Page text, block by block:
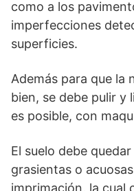
como a los
imperfecciones
superficies.
Además para que la
bien, se debe pulir y
es posible, con
El suelo debe
grasientas o
imprimación, la cual